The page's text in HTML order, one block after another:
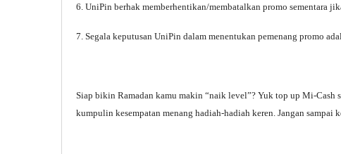
6. UniPin berhak memberhentikan/membatalkan promo sementara
7. Segala keputusan UniPin dalam menentukan pemenang promo
Siap bikin Ramadan kamu makin “naik level”? Yuk top up Mi-
kumpulin kesempatan menang hadiah-hadiah keren. Jangan